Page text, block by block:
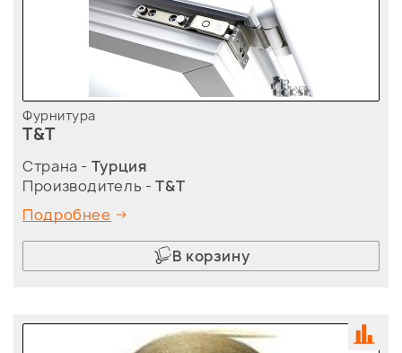
Фурнитура
T&T
Страна - Турция
Производитель -T&T
Подробнее
В корзину